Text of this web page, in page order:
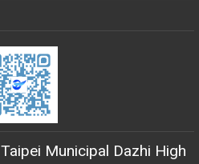
Taipei Municipal Dazhi High